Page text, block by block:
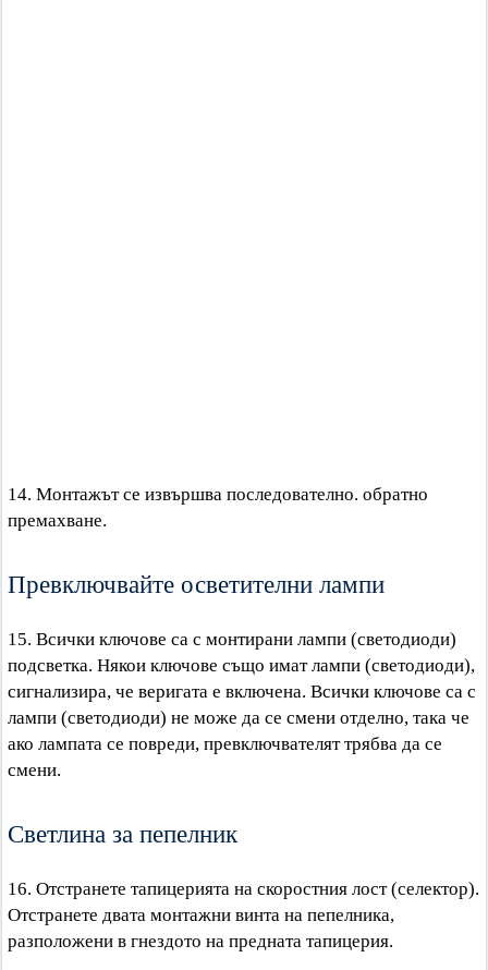
14. Монтажът се извършва последователно. обратно
премахване.
Превключвайте осветителни лампи
15. Всички ключове са с монтирани лампи (светодиоди)
подсветка. Някои ключове също имат лампи (светодиоди),
сигнализира, че веригата е включена. Всички ключове са с
лампи (светодиоди) не може да се смени отделно, така че
ако лампата се повреди, превключвателят трябва да се
смени.
Светлина за пепелник
16. Отстранете тапицерията на скоростния лост (селектор).
Отстранете двата монтажни винта на пепелника,
разположени в гнездото на предната тапицерия.